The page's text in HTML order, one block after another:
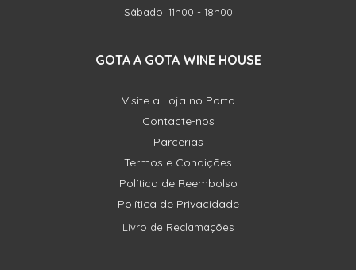
Sábado: 11h00 - 18h00
GOTA A GOTA WINE HOUSE
Visite a Loja no Porto
Contacte-nos
Parcerias
Termos e Condições
Política de Reembolso
Política de Privacidade
Livro de Reclamações